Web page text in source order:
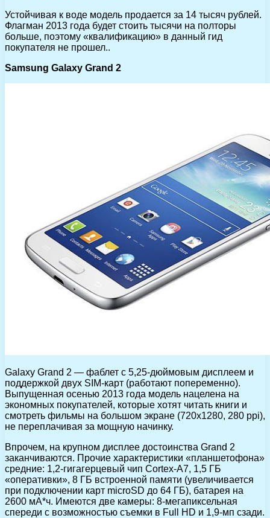
Устойчивая к воде модель продается за 14 тысяч рублей.
Флагман 2013 года будет стоить тысячи на полторы
больше, поэтому «квалификацию» в данный гид
покупателя не прошел..
Samsung Galaxy Grand 2
Galaxy Grand 2 — фаблет с 5,25-дюймовым дисплеем и
поддержкой двух SIM-карт (работают попеременно).
Выпущенная осенью 2013 года модель нацелена на
экономных покупателей, которые хотят читать книги и
смотреть фильмы на большом экране (720х1280, 280 ppi),
не переплачивая за мощную начинку.
Впрочем, на крупном дисплее достоинства Grand 2
заканчиваются. Прочие характеристики «планшетофона»
средние: 1,2-гигагерцевый чип Cortex-A7, 1,5 ГБ
«оперативки», 8 ГБ встроенной памяти (увеличивается
при подключении карт microSD до 64 ГБ), батарея на
2600 мА*ч. Имеются две камеры: 8-мегапиксельная
спереди с возможностью съемки в Full HD и 1,9-мп сзади.